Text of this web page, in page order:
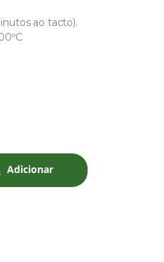
ao tacto).
Adicionar